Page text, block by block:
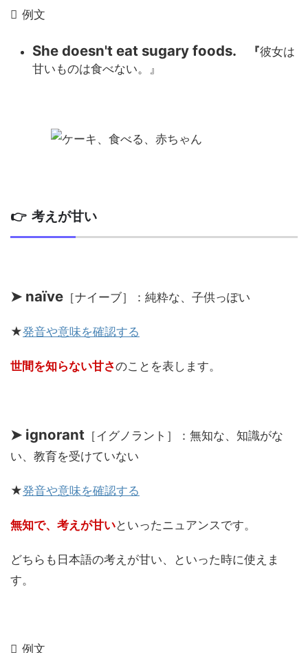
例文
She doesn't eat sugary foods. 『彼女は
甘いものは食べない。』
👉 考えが甘い
➤ naïve ［ナイーブ］：純粋な、子供っぽい
★発音や意味を確認する
世間を知らない甘さのことを表します。
➤ ignorant ［イグノラント］：無知な、知識がな
い、教育を受けていない
★発音や意味を確認する
無知で、考えが甘いといったニュアンスです。
どちらも日本語の考えが甘い、といった時に使えま
す。
例文